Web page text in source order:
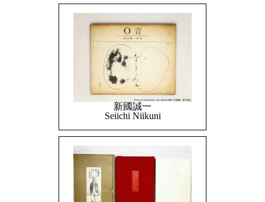
新國誠一
Seiichi Niikuni